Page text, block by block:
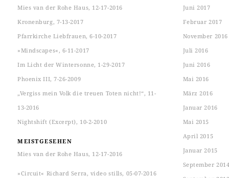
Mies van der Rohe Haus, 12-17-2016
Kronenburg, 7-13-2017
Pfarrkirche Liebfrauen, 6-10-2017
»Mindscapes«, 6-11-2017
Im Licht der Wintersonne, 1-29-2017
Phoenix III, 7-26-2009
„Vergiss mein Volk die treuen Toten nicht!“, 11-
13-2016
Nightshift (Excerpt), 10-2-2010
MEISTGESEHEN
Mies van der Rohe Haus, 12-17-2016
»Circuit« Richard Serra, video stills, 05-07-2016
Juni 2017
Februar 2017
November 2016
Juli 2016
Juni 2016
Mai 2016
März 2016
Januar 2016
Mai 2015
April 2015
Januar 2015
September